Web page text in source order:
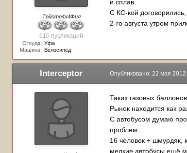
Тойото4х4Фил
616 публикаций
Откуда: Уфа
Машина: Велосипед
и сплав.
С КС-кой
2-го августа утром
Interceptor Опубликовано: 22 мая 2012
Таких газовых
Рынок находится как
С автобусом думаю
проблем.
16 человек + шмурдяк,
мелкие автобусы ещё